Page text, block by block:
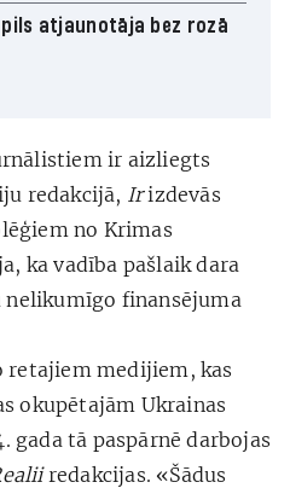
pils atjaunotāja bez rozā
ir aizliegts
redakcijā, Irizdevās
no Krimas
ka vadība pašlaik dara
finansējuma
retajiem medijiem, kas
okupētajām Ukrainas
tā paspārnē darbojas
redakcijas. «Šādus